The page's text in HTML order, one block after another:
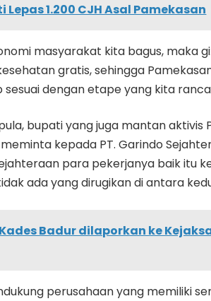
Lepas 1.200 CJH Asal Pamekasan
masyarakat kita bagus, maka
gratis, sehingga
dengan etape yang kita
bupati yang juga mantan aktivis
kepada PT. Garindo
para pekerjanya baik itu
ada yang dirugikan di antara
Badur dilaporkan ke
perusahaan yang memiliki